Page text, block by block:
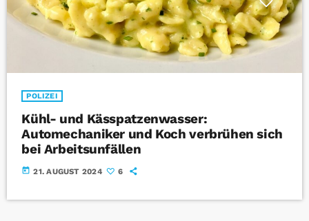
POLIZEI
Kühl- und Kässpatzenwasser:
Automechaniker und Koch verbrühen sich
bei Arbeitsunfällen
today 21. AUGUST 2024 6